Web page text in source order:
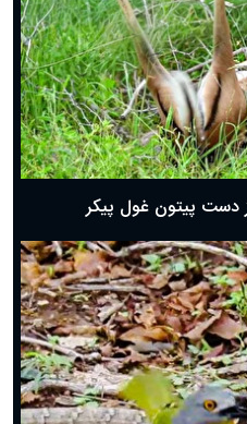
از دست پیتون غول پیکر